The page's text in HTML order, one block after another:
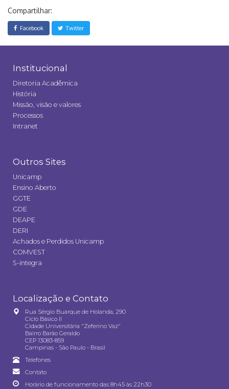
Compartilhar:
Facebook Twitter
Institucional
Diretoria Acadêmica
História
Missão, visão e valores
Processos
Intranet
Outros Sites
Unicamp
Ensino Aberto
GGTE
GDE
DEAPE
DERI
Achados e Perdidos Unicamp
COMVEST
S-integra
Localização e Contato
Rua Sérgio Buarque de Holanda, 290
Ciclo Básico II
Cidade Universitária "Zeferino Vaz"
Bairro Barão Geraldo
CEP 13083-859
Campinas - São Paulo - Brasil
Telefones
Contato
Horário de funcionamento das 8h45 às 22h30